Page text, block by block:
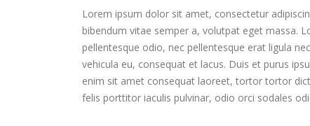
Lorem ipsum dolor sit amet, consectetur
bibendum vitae semper a, volutpat eget massa.
pellentesque odio, nec pellentesque erat ligula
vehicula eu, consequat et lacus. Duis et purus
enim sit amet consequat laoreet, tortor tortor
felis porttitor iaculis pulvinar, odio orci sodales